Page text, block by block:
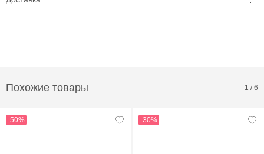
Похожие товары 1 /6
-50% -30%